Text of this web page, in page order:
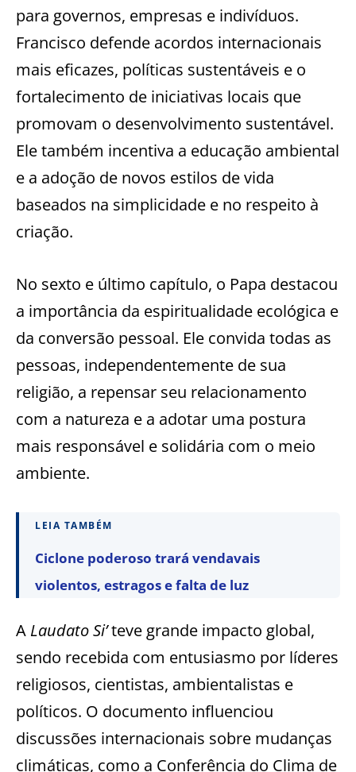
para governos, empresas e indivíduos.
Francisco defende acordos internacionais
mais eficazes, políticas sustentáveis e o
fortalecimento de iniciativas locais que
promovam o desenvolvimento sustentável.
Ele também incentiva a educação ambiental
e a adoção de novos estilos de vida
baseados na simplicidade e no respeito à
criação.
No sexto e último capítulo, o Papa destacou
a importância da espiritualidade ecológica e
da conversão pessoal. Ele convida todas as
pessoas, independentemente de sua
religião, a repensar seu relacionamento
com a natureza e a adotar uma postura
mais responsável e solidária com o meio
ambiente.
LEIA TAMBÉM
Ciclone poderoso trará vendavais
violentos, estragos e falta de luz
A Laudato Si’teve grande impacto global,
sendo recebida com entusiasmo por líderes
religiosos, cientistas, ambientalistas e
políticos. O documento influenciou
discussões internacionais sobre mudanças
climáticas, como a Conferência do Clima de